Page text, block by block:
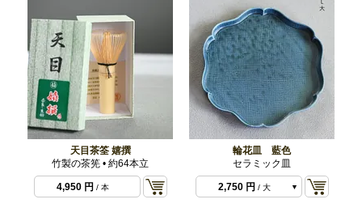
天目茶筌 嬉撰
竹製の茶筅 • 約64本立
4,950 円 / 本
輪花皿 藍色
セラミック皿
660 円 / 小
2,750 円 / 大